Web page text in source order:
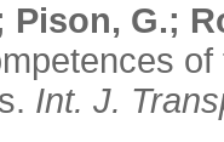
Pison, G.;
Int. J.